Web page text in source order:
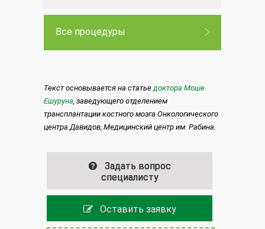
Все процедуры
Текст основывается на статьедоктора Моше
Ешуруна, заведующего отделением
трансплантации костного мозга Онкологического
центра Давидов, Медицинский центр им. Рабина.
Задать вопрос
специалисту
Оставить заявку